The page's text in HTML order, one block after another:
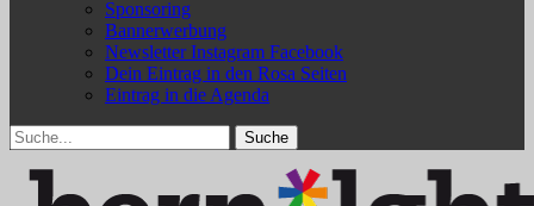
Sponsoring
Bannerwerbung
Newsletter Instagram Facebook
Dein Eintrag in den Rosa Seiten
Eintrag in die Agenda